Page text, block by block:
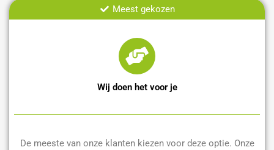
Meest gekozen
Wij doen het voor je
De meeste van onze klanten kiezen voor deze optie. Onze